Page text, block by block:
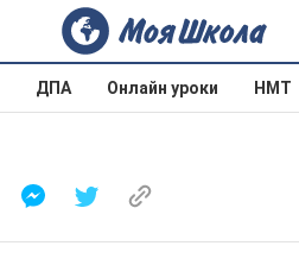
ДПА Онлайн уроки НМТ